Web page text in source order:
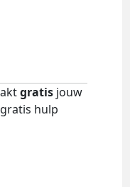
gratisjouw
hulp